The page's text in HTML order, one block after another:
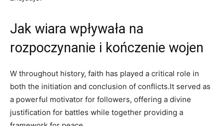
Jak wiara wpływała na
rozpoczynanie i kończenie wojen
W throughout history, faith has played a critical role in
both the initiation and conclusion of conflicts.It served as
a powerful motivator for followers, offering a divine
justification for battles while together providing a